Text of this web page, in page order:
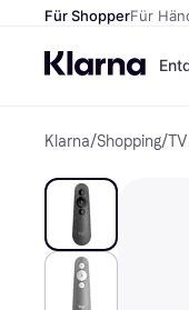
Für ShopperFür
Klarna/Shopping/